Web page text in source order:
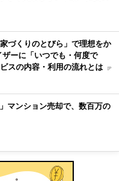
づくりのとびら」で理想をか
ーに「いつでも・何度で
スの内容・利用の流れとは [P
マンション売却で、数百万の